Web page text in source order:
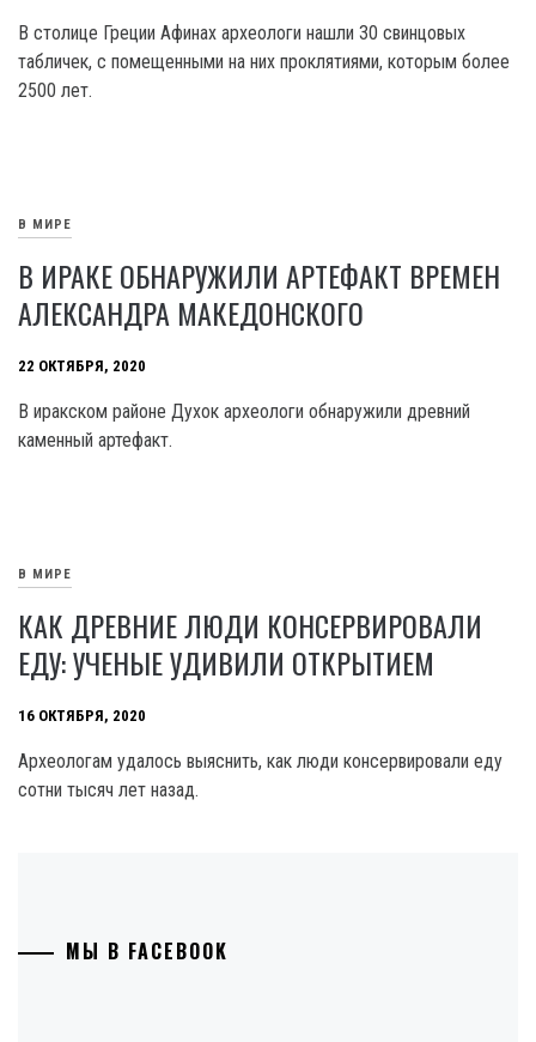
В столице Греции Афинах археологи нашли 30 свинцовых
табличек, с помещенными на них проклятиями, которым более
2500 лет.
В МИРЕ
В ИРАКЕ ОБНАРУЖИЛИ АРТЕФАКТ ВРЕМЕН
АЛЕКСАНДРА МАКЕДОНСКОГО
22 ОКТЯБРЯ, 2020
В иракском районе Духок археологи обнаружили древний
каменный артефакт.
В МИРЕ
КАК ДРЕВНИЕ ЛЮДИ КОНСЕРВИРОВАЛИ
ЕДУ: УЧЕНЫЕ УДИВИЛИ ОТКРЫТИЕМ
16 ОКТЯБРЯ, 2020
Археологам удалось выяснить, как люди консервировали еду
сотни тысяч лет назад.
МЫ В FACEBOOK